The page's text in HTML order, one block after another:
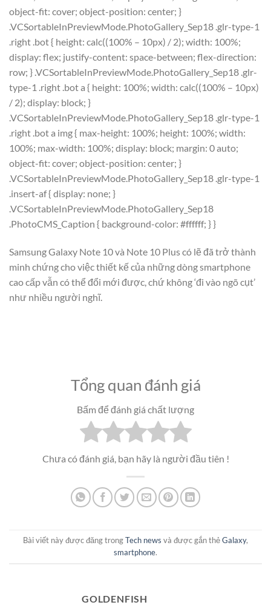
object-fit: cover; object-position: center; }
.VCSortableInPreviewMode.PhotoGallery_Sep18 .glr-type-1
.right .bot { height: calc((100% – 10px) / 2); width: 100%;
display: flex; justify-content: space-between; flex-direction:
row; } .VCSortableInPreviewMode.PhotoGallery_Sep18 .glr-
type-1 .right .bot a { height: 100%; width: calc((100% – 10px)
/ 2); display: block; }
.VCSortableInPreviewMode.PhotoGallery_Sep18 .glr-type-1
.right .bot a img { max-height: 100%; height: 100%; width:
100%; max-width: 100%; display: block; margin: 0 auto;
object-fit: cover; object-position: center; }
.VCSortableInPreviewMode.PhotoGallery_Sep18 .glr-type-1
.insert-af { display: none; }
.VCSortableInPreviewMode.PhotoGallery_Sep18
.PhotoCMS_Caption { background-color: #ffffff; } }
Samsung Galaxy Note 10 và Note 10 Plus có lẽ đã trở thành
minh chứng cho việc thiết kế của những dòng smartphone
cao cấp vẫn có thể đổi mới được, chứ không ‘đi vào ngõ cụt’
như nhiều người nghĩ.
Tổng quan đánh giá
Bấm để đánh giá chất lượng
Chưa có đánh giá, bạn hãy là người đầu tiên !
Bài viết này được đăng trongTech news và được gắn thẻGalaxy,
smartphone.
GOLDENFISH